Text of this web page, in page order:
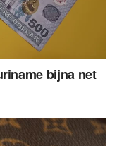
bijna net